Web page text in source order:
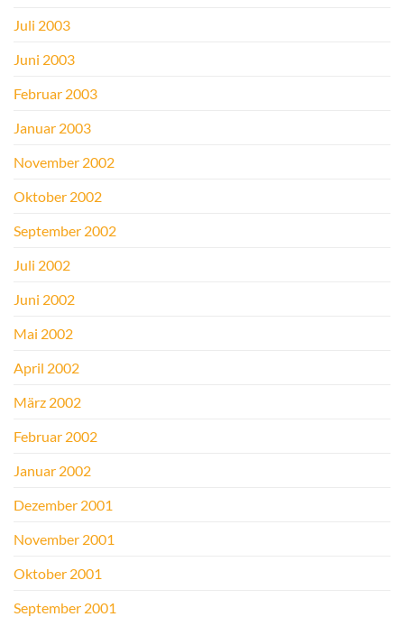
Juli 2003
Juni 2003
Februar 2003
Januar 2003
November 2002
Oktober 2002
September 2002
Juli 2002
Juni 2002
Mai 2002
April 2002
März 2002
Februar 2002
Januar 2002
Dezember 2001
November 2001
Oktober 2001
September 2001